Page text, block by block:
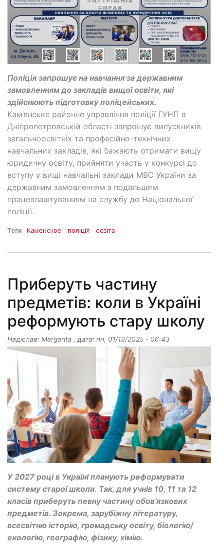
Поліція запрошує на навчання за державним
замовленням до закладів вищої освіти, які
здійснюють підготовку поліцейських.
Кам’янське районне управління поліції ГУНП в
Дніпропетровській області запрошує випускників
загальноосвітніх та професійно-технічних
навчальних закладів, які бажають отримати вищу
юридичну освіту, прийняти участь у конкурсі до
вступу у вищі навчальні заклади МВС України за
державним замовленням з подальшим
працевлаштуванням на службу до Національної
поліції.
Теги Каменское поліція освіта
Приберуть частину
предметів: коли в Україні
реформують стару школу
Надіслав: Margarita , дата: пн, 01/13/2025 - 06:43
У 2027 році в Україні планують реформувати
систему старої школи. Так, для учнів 10, 11 та 12
класів приберуть певну частину обов’язкових
предметів. Зокрема, зарубіжну літературу,
всесвітню історію, громадську освіту, біологію/
екологію, географію, фізику, хімію.